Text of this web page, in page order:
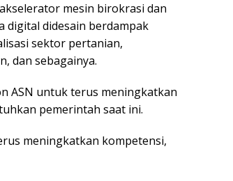
mesin birokrasi dan
digital didesain berdampak
sektor pertanian,
dan sebagainya.
ASN untuk terus meningkatkan
pemerintah saat ini.
meningkatkan kompetensi,